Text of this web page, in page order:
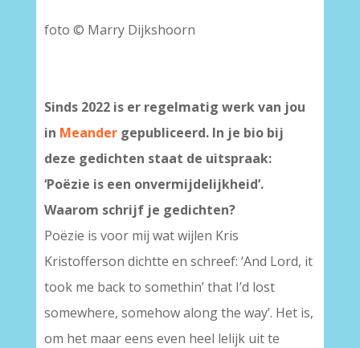
foto © Marry Dijkshoorn
Sinds 2022 is er regelmatig werk van jou
in Meandergepubliceerd. In je bio bij
deze gedichten staat de uitspraak:
‘Poëzie is een onvermijdelijkheid’.
Waarom schrijf je gedichten?
Poëzie is voor mij wat wijlen Kris
Kristofferson dichtte en schreef: ‘And Lord, it
took me back to somethin’ that I’d lost
somewhere, somehow along the way’. Het is,
om het maar eens even heel lelijk uit te